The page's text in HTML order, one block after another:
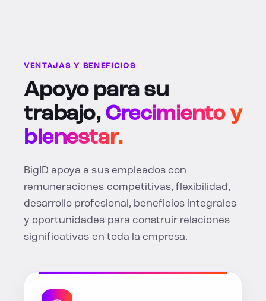
VENTAJAS Y BENEFICIOS
Apoyo para su
trabajo, Crecimiento y
bienestar.
BigID apoya a sus empleados con
remuneraciones competitivas, flexibilidad,
desarrollo profesional, beneficios integrales
y oportunidades para construir relaciones
significativas en toda la empresa.